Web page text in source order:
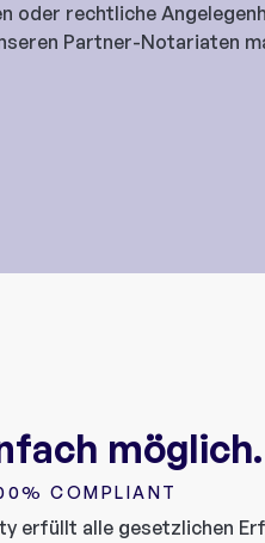
oder rechtliche
Partner-Notariaten
möglich.
COMPLIANT
erfüllt alle gesetzlichen